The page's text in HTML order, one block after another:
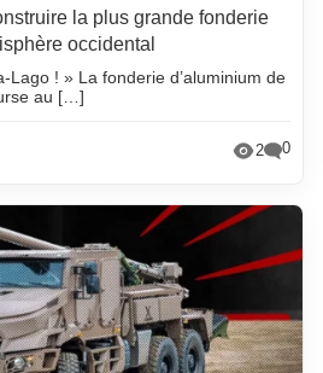
la plus grande fonderie
occidental
Lago ! » La fonderie d’aluminium de
au […]
2 0